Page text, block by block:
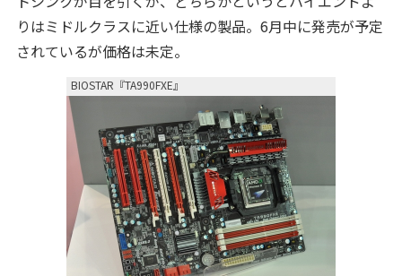
りはミドルクラスに近い仕様の製品。6月中に発売が予定
されているが価格は未定。
BIOSTAR『TA990FXE』